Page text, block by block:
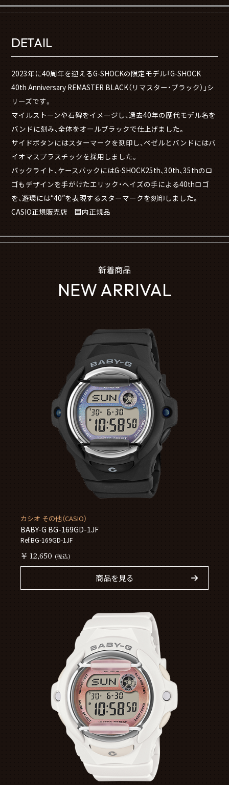
DETAIL
2023年に40周年を迎えるG-SHOCKの限定モデル「G-SHOCK
40th Anniversary REMASTER BLACK（リマスター・ブラック）」シ
リーズです。
マイルストーンや石碑をイメージし、過去40年の歴代モデル名を
バンドに刻み、全体をオールブラックで仕上げました。
サイドボタンにはスターマークを刻印し、ベゼルとバンドにはバ
イオマスプラスチックを採用しました。
バックライト、ケースバックにはG-SHOCK25th、30th、35thのロ
ゴもデザインを手がけたエリック・ヘイズの手による40thロゴ
を、遊環には“40”を表現するスターマークを刻印しました。
CASIO正規販売店 国内正規品
新着商品
NEW ARRIVAL
カシオ その他（CASIO）
BABY-G BG-169GD-1JF
Ref.BG-169GD-1JF
￥ 12,650 (税込)
商品を見る